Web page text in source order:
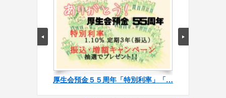
厚生会預金５５周年「特別利率」「…
事務局の閉鎖に伴う預金・貸付の送…
本部代表電話の自動音声案内システ…
第19回「大切な家族へ想いを届け…
スキルアップ講座